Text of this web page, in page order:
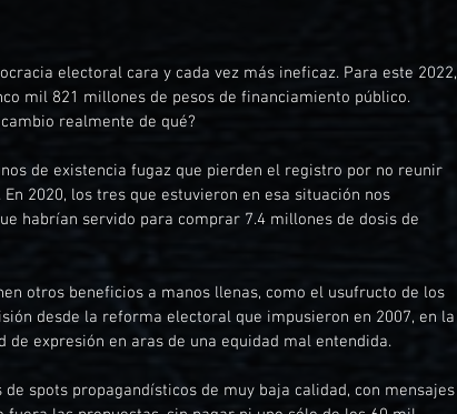
electoral cara y cada vez más ineficaz. Para este 2022,
mil 821 millones de pesos de financiamiento público.
realmente de qué?
de existencia fugaz que pierden el registro por no reunir
2020, los tres que estuvieron en esa situación nos
habrían servido para comprar 7.4 millones de dosis de
otros beneficios a manos llenas, como el usufructo de los
desde la reforma electoral que impusieron en 2007, en la
de expresión en aras de una equidad mal entendida.
spots propagandísticos de muy baja calidad, con mensajes